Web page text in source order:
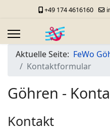
+49 174 4616160
Aktuelle Seite: FeWo
Kontaktformular
Göhren -
Kontakt